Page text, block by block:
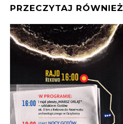
PRZECZYTAJ RÓWNIEŻ